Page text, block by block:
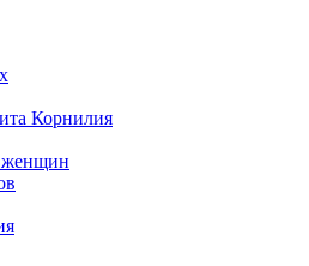
Корнилия
женщин